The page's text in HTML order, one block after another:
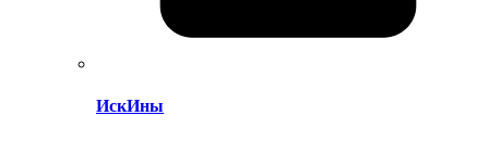
ИскИны